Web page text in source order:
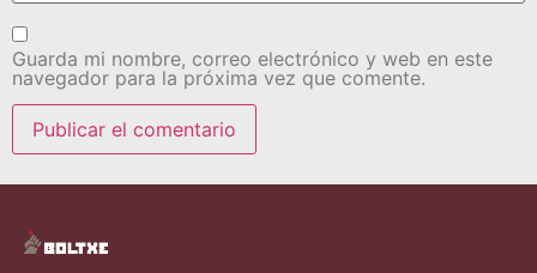
Guarda mi nombre, correo electrónico y web en este
navegador para la próxima vez que comente.